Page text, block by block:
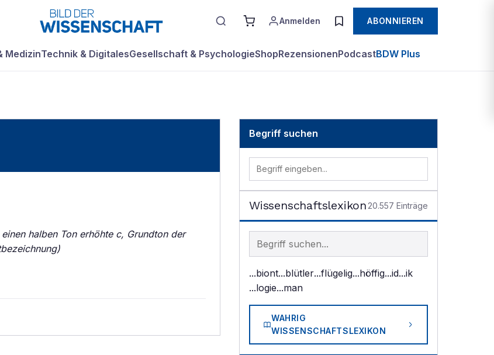
Anmelden ABONNIEREN
MedizinTechnik & DigitalesGesellschaft & PsychologieShopRezensionenPodcastBDW Plus
halben Ton erhöhte c, Grundton der
Begriff suchen
Wissenschaftslexikon 20.557 Einträge
Begriff im Lexikon suchen
...biont...blütler...flügelig...höffig...id...ik
...logie...man
WAHRIG
WISSENSCHAFTSLEXIKON